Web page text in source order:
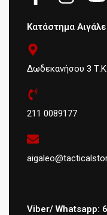
Κατάστημα
Δωδεκανήσου 3
211 0089177
Viber/ Whatsapp: